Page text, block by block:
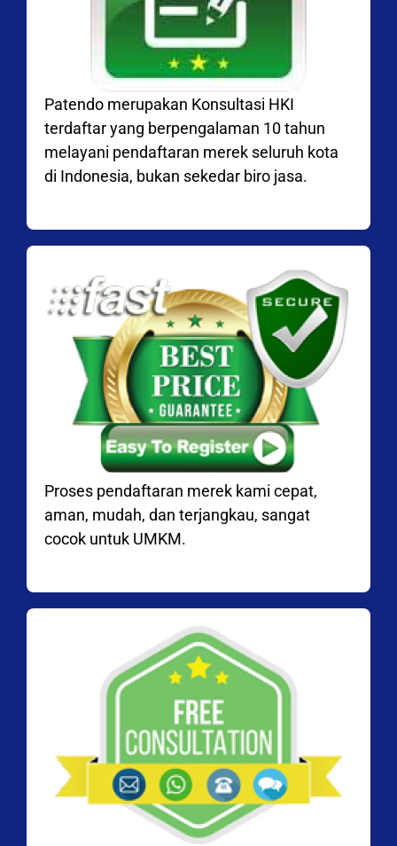
Patendo merupakan Konsultasi HKI
terdaftar yang berpengalaman 10 tahun
melayani pendaftaran merek seluruh kota
di Indonesia, bukan sekedar biro jasa.
Proses pendaftaran merek kami cepat,
aman, mudah, dan terjangkau, sangat
cocok untuk UMKM.